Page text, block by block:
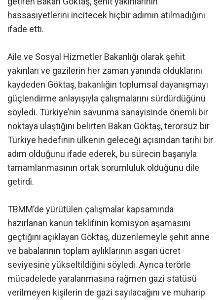
hassasiyetlerini incitecek hiçbir adımın atılmadığını
ifade etti.
Aile ve Sosyal Hizmetler Bakanlığı olarak şehit
yakınları ve gazilerin her zaman yanında olduklarını
kaydeden Göktaş, bakanlığın toplumsal dayanışmayı
güçlendirme anlayışıyla çalışmalarını sürdürdüğünü
söyledi. Türkiye’nin savunma sanayisinde önemli bir
noktaya ulaştığını belirten Bakan Göktaş, terörsüz bir
Türkiye hedefinin ülkenin geleceği açısından tarihi bir
adım olduğunu ifade ederek, bu sürecin başarıyla
tamamlanmasının ortak sorumluluk olduğunu dile
getirdi.
TBMM’de yürütülen çalışmalar kapsamında
hazırlanan kanun teklifinin komisyon aşamasını
geçtiğini açıklayan Göktaş, düzenlemeyle şehit anne
ve babalarının toplam aylıklarının asgari ücret
seviyesine yükseltildiğini söyledi. Ayrıca terörle
mücadelede yaralanmasına rağmen gazi statüsü
verilmeyen kişilerin de gazi sayılacağını ve muharip